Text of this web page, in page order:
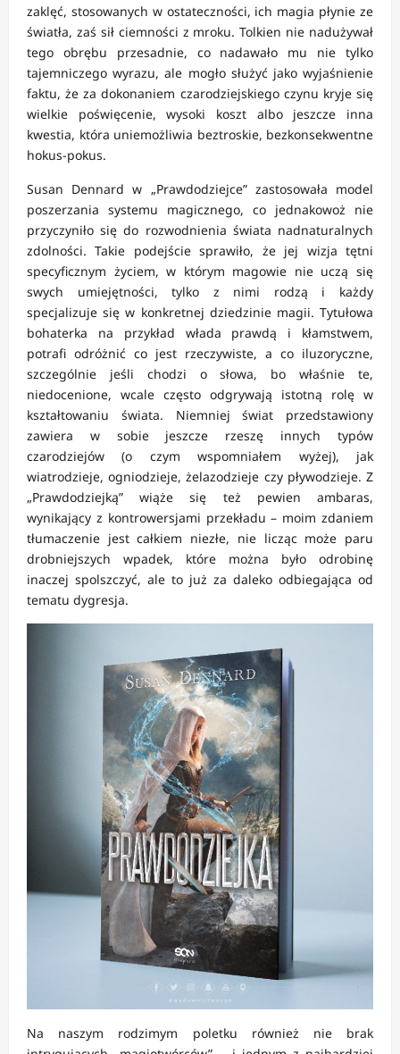
zaklęć, stosowanych w ostateczności, ich magia płynie ze
światła, zaś sił ciemności z mroku. Tolkien nie nadużywał
tego obrębu przesadnie, co nadawało mu nie tylko
tajemniczego wyrazu, ale mogło służyć jako wyjaśnienie
faktu, że za dokonaniem czarodziejskiego czynu kryje się
wielkie poświęcenie, wysoki koszt albo jeszcze inna
kwestia, która uniemożliwia beztroskie, bezkonsekwentne
hokus-pokus.
Susan Dennard w „Prawdodziejce” zastosowała model
poszerzania systemu magicznego, co jednakowoż nie
przyczyniło się do rozwodnienia świata nadnaturalnych
zdolności. Takie podejście sprawiło, że jej wizja tętni
specyficznym życiem, w którym magowie nie uczą się
swych umiejętności, tylko z nimi rodzą i każdy
specjalizuje się w konkretnej dziedzinie magii. Tytułowa
bohaterka na przykład włada prawdą i kłamstwem,
potrafi odróżnić co jest rzeczywiste, a co iluzoryczne,
szczególnie jeśli chodzi o słowa, bo właśnie te,
niedocenione, wcale często odgrywają istotną rolę w
kształtowaniu świata. Niemniej świat przedstawiony
zawiera w sobie jeszcze rzeszę innych typów
czarodziejów (o czym wspomniałem wyżej), jak
wiatrodzieje, ogniodzieje, żelazodzieje czy pływodzieje. Z
„Prawdodziejką” wiąże się też pewien ambaras,
wynikający z kontrowersjami przekładu – moim zdaniem
tłumaczenie jest całkiem niezłe, nie licząc może paru
drobniejszych wpadek, które można było odrobinę
inaczej spolszczyć, ale to już za daleko odbiegająca od
tematu dygresja.
Na naszym rodzimym poletku również nie brak